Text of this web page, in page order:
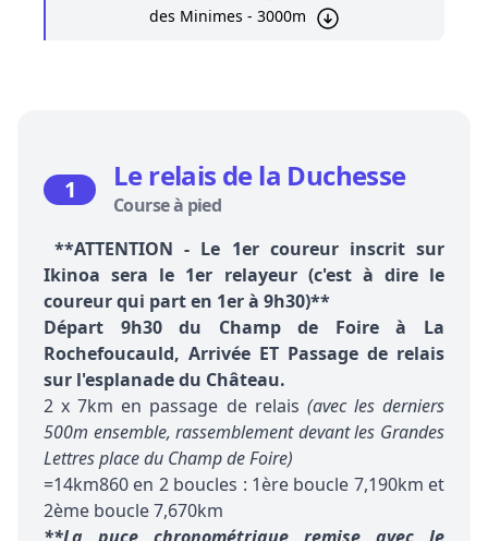
des Minimes - 3000m
1 Le relais de la Duchesse
Course à pied
**ATTENTION - Le 1er coureur inscrit sur
Ikinoa sera le 1er relayeur (c'est à dire le
coureur qui part en 1er à 9h30)**
Départ 9h30 du Champ de Foire à La
Rochefoucauld, Arrivée ET Passage de relais
sur l'esplanade du Château.
2 x 7km en passage de relais (avec les derniers
500m ensemble, rassemblement devant les Grandes
Lettres place du Champ de Foire)
=14km860 en 2 boucles : 1ère boucle 7,190km et
2ème boucle 7,670km